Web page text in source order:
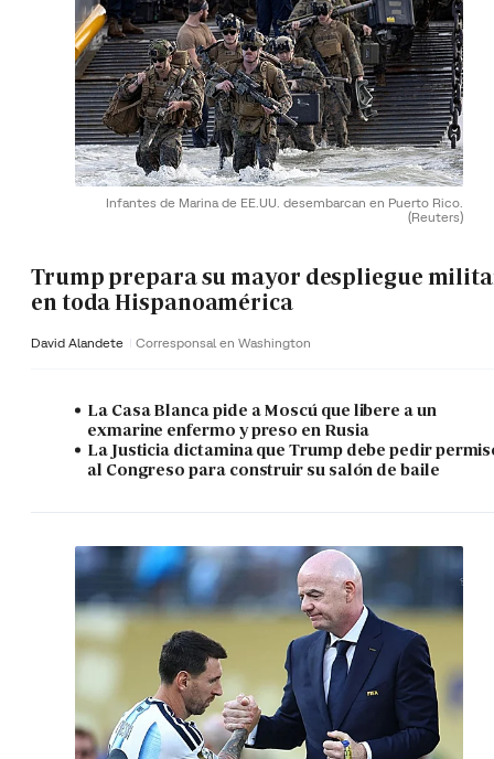
Infantes de Marina de EE.UU. desembarcan en Puerto Rico.
(Reuters)
Trump prepara su mayor despliegue
en toda Hispanoamérica
David Alandete Corresponsal en Washington
La Casa Blanca pide a Moscú que libere a un
exmarine enfermo y preso en Rusia
La Justicia dictamina que Trump debe pedir
al Congreso para construir su salón de baile